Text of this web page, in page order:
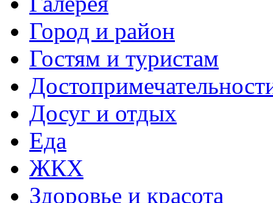
Город и район
Гостям и туристам
Досуг и отдых
Еда
ЖКХ
Здоровье и красота